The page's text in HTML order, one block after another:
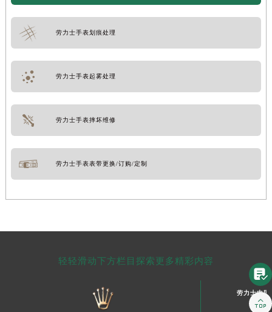
劳力士手表划痕处理
劳力士手表起雾处理
劳力士手表摔坏维修
劳力士手表表带更换/订购/定制
轻轻滑动下方栏目探索更多精彩内容
劳力士中国

